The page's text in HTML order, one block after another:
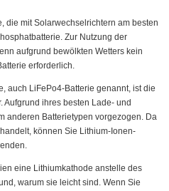
die mit Solarwechselrichtern am besten
Zur Nutzung der
aufgrund bewölkten Wetters kein
erforderlich.
auch LiFePo4-Batterie genannt, ist die
Aufgrund ihres besten Lade- und
anderen Batterietypen vorgezogen. Da
können Sie Lithium-Ionen-
eine Lithiumkathode anstelle des
warum sie leicht sind. Wenn Sie